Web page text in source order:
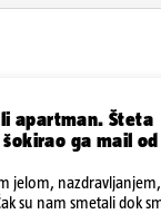
apartman. Šteta
ga mail od
jelom, nazdravljanjem,
su nam smetali dok